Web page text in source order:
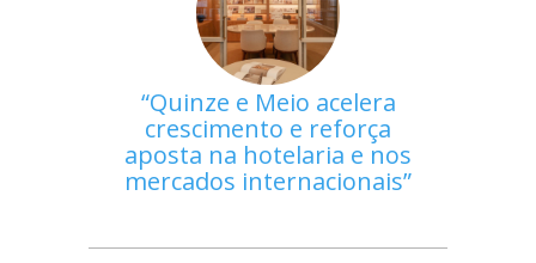
Quinze e Meio acelera
crescimento e reforça
aposta na hotelaria e nos
mercados internacionais